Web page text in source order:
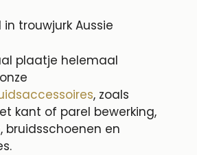
trouwjurk Aussie
plaatje helemaal
, zoals
kant of parel bewerking,
bruidsschoenen en